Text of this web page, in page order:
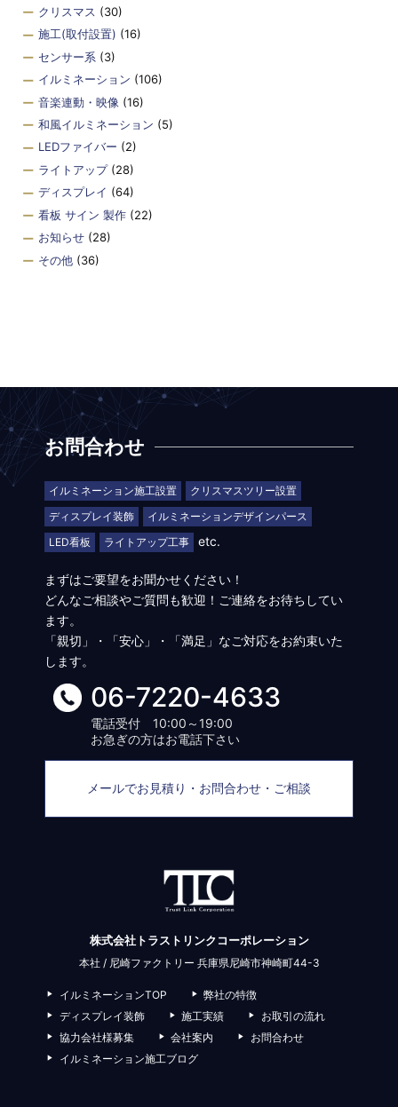
クリスマス (30)
施工(取付設置) (16)
センサー系 (3)
イルミネーション (106)
音楽連動・映像 (16)
和風イルミネーション (5)
LEDファイバー (2)
ライトアップ(28)
ディスプレイ (64)
看板 サイン 製作 (22)
お知らせ (28)
その他 (36)
お問合わせ
イルミネーション施工設置
クリスマスツリー設置
ディスプレイ装飾
イルミネーションデザインパース
LED看板
ライトアップ工事 etc.
まずはご要望をお聞かせください！
どんなご相談やご質問も歓迎！ご連絡をお待ちしてい
ます。
「親切」・「安心」・「満足」なご対応をお約束いた
します。
06-7220-4633
電話受付 10:00～19:00
お急ぎの方はお電話下さい
メールでお見積り・お問合わせ・ご相談
株式会社トラストリンクコーポレーション
本社 / 尼崎ファクトリー 兵庫県尼崎市神崎町44-3
イルミネーションTOP
弊社の特徴
ディスプレイ装飾
施工実績
お取引の流れ
協力会社様募集
会社案内
お問合わせ
イルミネーション施工ブログ